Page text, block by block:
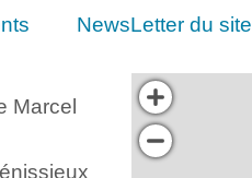
NewsLetter du site
Marcel